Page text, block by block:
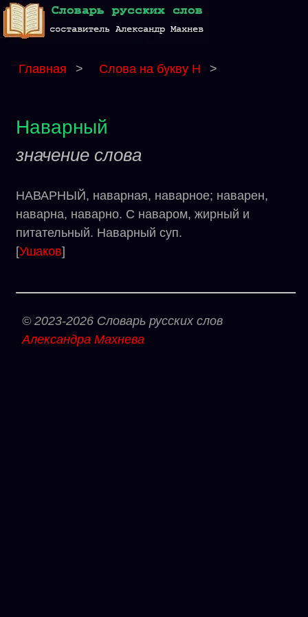
Главная > Слова на букву Н >
Наварный
значение слова
НАВАРНЫЙ, наварная, наварное; наварен,
наварна, наварно. С наваром, жирный и
питательный. Наварный суп.
[Ушаков]
© 2023-2026 Словарь русских слов
Александра Махнева